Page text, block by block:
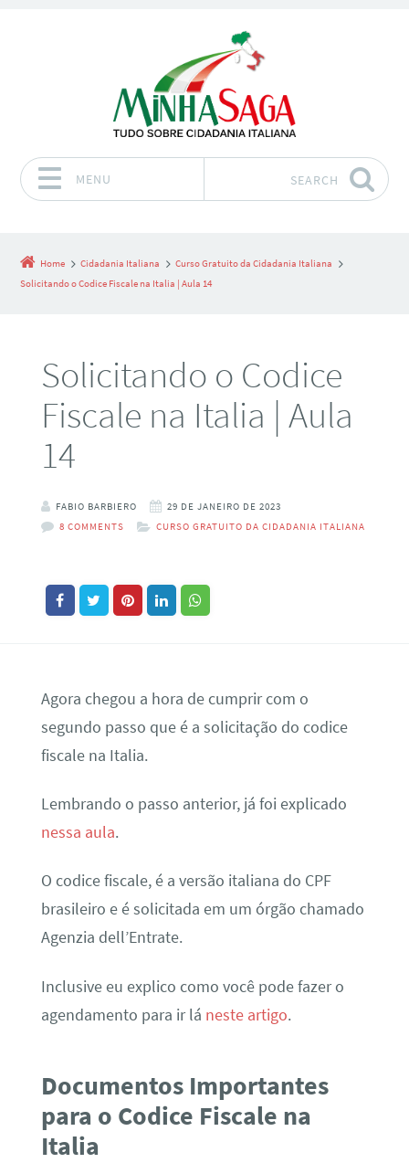
MENU SEARCH
Home Cidadania Italiana
Curso Gratuito da Cidadania Italiana
Solicitando o Codice Fiscale na Italia | Aula 14
Solicitando o Codice
Fiscale na Italia | Aula
14
FABIO BARBIERO
29 DE JANEIRO DE 2023
8 COMMENTS
CURSO GRATUITO DA CIDADANIA ITALIANA
Agora chegou a hora de cumprir com o
segundo passo que é a solicitação do codice
fiscale na Italia.
Lembrando o passo anterior, já foi explicado
nessa aula.
O codice fiscale, é a versão italiana do CPF
brasileiro e é solicitada em um órgão chamado
Agenzia dell’Entrate.
Inclusive eu explico como você pode fazer o
agendamento para ir lá neste artigo.
Documentos Importantes
para o Codice Fiscale na
Italia